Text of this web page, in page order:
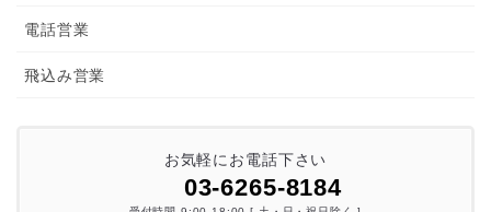
電話営業
飛込み営業
お気軽にお電話下さい
03-6265-8184